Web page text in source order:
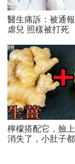
醫生痛訴：被通
虐兒 照樣被打死
檸檬搭配它，臉
消失了，小肚子
PR